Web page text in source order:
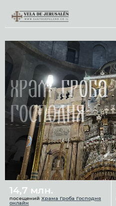
Виртуальные туры
Библиотека
Наши святыни
Новости
Церковный календарь
Храм Гроба
Господня
14,7 млн.
посещений Храма Гроба Господня
онлайн